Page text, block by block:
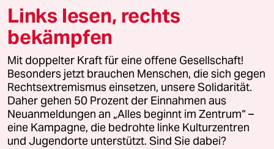
fälschungssichere
Arbeitszeiterfassung gehen.
Und es müsste
arbeitnehmerfreundlich festgelegt
werden, wie lange für welche
Tätigkeit und menschliche
Zuwendung (die fällt total unter den
Tisch, denn die nächste Kund*in
wartet ja schon!!) gebraucht werden
darf.
Links lesen, rechts
bekämpfen
Mit doppelter Kraft für eine offene Gesellschaft!
Besonders jetzt brauchen Menschen, die sich gegen
Rechtsextremismus einsetzen, unsere Solidarität.
Daher gehen 50 Prozent der Einnahmen aus
Neuanmeldungen an „Alles beginnt im Zentrum“ –
eine Kampagne, die bedrohte linke Kulturzentren
und Jugendorte unterstützt. Sind Sie dabei?